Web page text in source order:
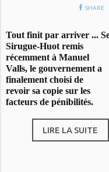
SHARE
Tout finit par arriver ...
Sirugue-Huot remis
récemment à Manuel
Valls, le gouvernement a
finalement choisi de
revoir sa copie sur les
facteurs de pénibilités.
LIRE LA SUITE